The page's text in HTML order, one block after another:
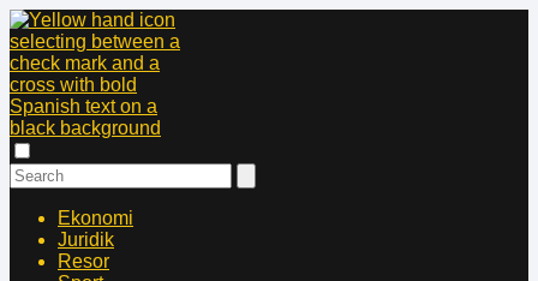
Ekonomi
Juridik
Resor